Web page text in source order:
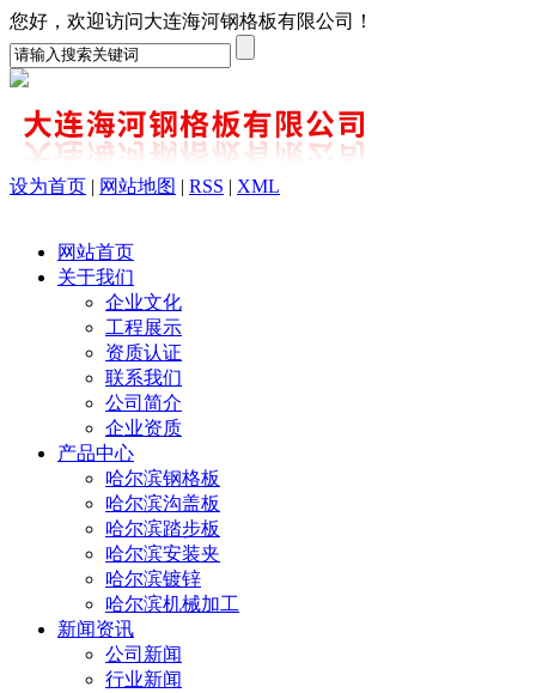
您好，欢迎访问大连海河钢格板有限公司！
设为首页 | 网站地图 | RSS | XML
网站首页
关于我们
企业文化
工程展示
资质认证
联系我们
公司简介
企业资质
产品中心
哈尔滨钢格板
哈尔滨沟盖板
哈尔滨踏步板
哈尔滨安装夹
哈尔滨镀锌
哈尔滨机械加工
新闻资讯
公司新闻
行业新闻